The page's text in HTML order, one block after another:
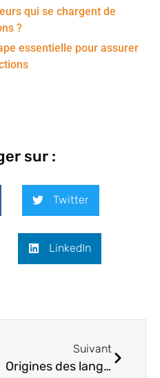
qui se chargent de
?
essentielle pour assurer
sur :
Twitter
LinkedIn
Suivant
Origines des langues et familles linguistiques